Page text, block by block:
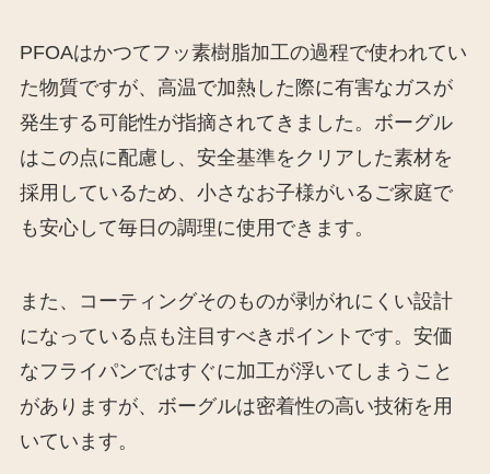
PFOAはかつてフッ素樹脂加工の過程で使われてい
た物質ですが、高温で加熱した際に有害なガスが
発生する可能性が指摘されてきました。ボーグル
はこの点に配慮し、安全基準をクリアした素材を
採用しているため、小さなお子様がいるご家庭で
も安心して毎日の調理に使用できます。
また、コーティングそのものが剥がれにくい設計
になっている点も注目すべきポイントです。安価
なフライパンではすぐに加工が浮いてしまうこと
がありますが、ボーグルは密着性の高い技術を用
いています。